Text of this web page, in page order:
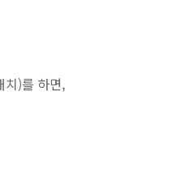
치)를 하면,